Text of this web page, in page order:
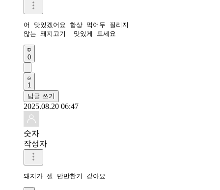
어 맛있겠어요 항상 먹어두 질리지
않는 돼지고기  맛있게 드세요
0
1
답글 쓰기
2025.08.20 06:47
숫자
작성자
돼지가 젤 만만한거 같아요